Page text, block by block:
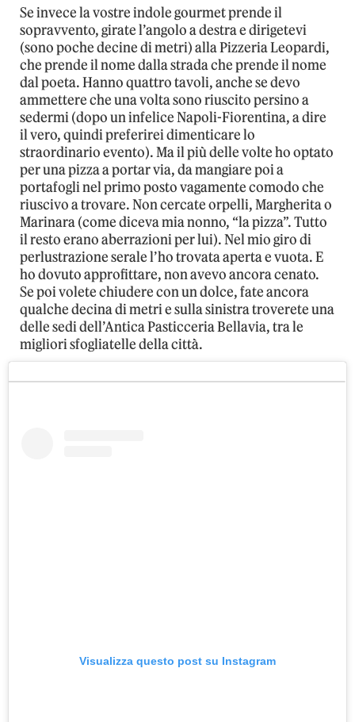
Se invece la vostre indole gourmet prende il
sopravvento, girate l’angolo a destra e dirigetevi
(sono poche decine di metri) alla Pizzeria Leopardi,
che prende il nome dalla strada che prende il nome
dal poeta. Hanno quattro tavoli, anche se devo
ammettere che una volta sono riuscito persino a
sedermi (dopo un infelice Napoli-Fiorentina, a dire
il vero, quindi preferirei dimenticare lo
straordinario evento). Ma il più delle volte ho optato
per una pizza a portar via, da mangiare poi a
portafogli nel primo posto vagamente comodo che
riuscivo a trovare. Non cercate orpelli, Margherita o
Marinara (come diceva mia nonno, “la pizza”. Tutto
il resto erano aberrazioni per lui). Nel mio giro di
perlustrazione serale l’ho trovata aperta e vuota. E
ho dovuto approfittare, non avevo ancora cenato.
Se poi volete chiudere con un dolce, fate ancora
qualche decina di metri e sulla sinistra troverete una
delle sedi dell’Antica Pasticceria Bellavia, tra le
migliori sfogliatelle della città.
Visualizza questo post su Instagram